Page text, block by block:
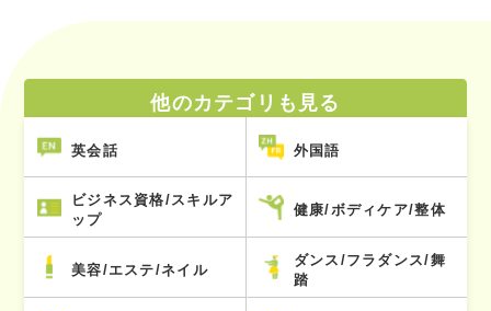
他のカテゴリも見る
英会話 外国語
ビジネス資格/スキルア
ップ
健康/ボディケア/整体
美容/エステ/ネイル
ダンス/フラダンス/舞
踏